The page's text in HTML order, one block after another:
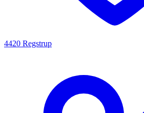
4420 Regstrup